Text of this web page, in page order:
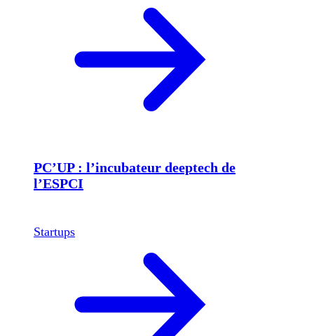
PC’UP : l’incubateur deeptech de
l’ESPCI
Startups